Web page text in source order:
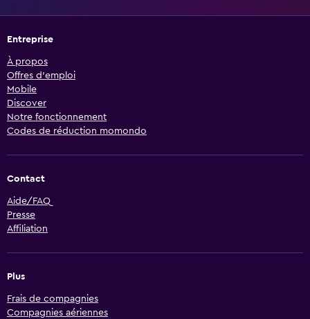
Entreprise
À propos
Offres d’emploi
Mobile
Discover
Notre fonctionnement
Codes de réduction momondo
Contact
Aide/FAQ
Presse
Affiliation
Plus
Frais de compagnies
Compagnies aériennes